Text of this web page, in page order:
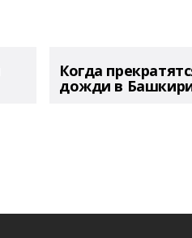
Когда
дожди в